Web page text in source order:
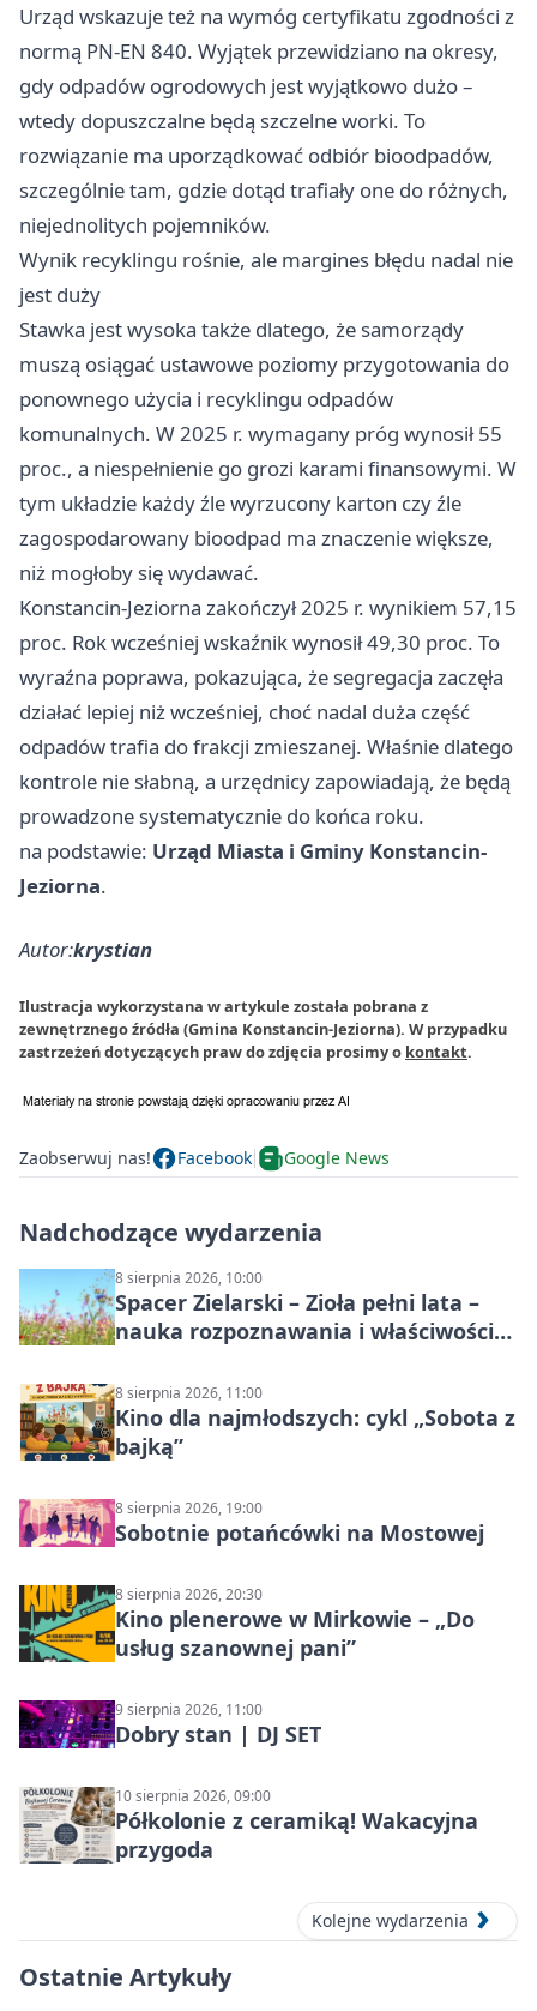
Urząd wskazuje też na wymóg certyfikatu zgodności z
normą PN-EN 840. Wyjątek przewidziano na okresy,
gdy odpadów ogrodowych jest wyjątkowo dużo –
wtedy dopuszczalne będą szczelne worki. To
rozwiązanie ma uporządkować odbiór bioodpadów,
szczególnie tam, gdzie dotąd trafiały one do różnych,
niejednolitych pojemników.
Wynik recyklingu rośnie, ale margines błędu nadal nie
jest duży
Stawka jest wysoka także dlatego, że samorządy
muszą osiągać ustawowe poziomy przygotowania do
ponownego użycia i recyklingu odpadów
komunalnych. W 2025 r. wymagany próg wynosił 55
proc., a niespełnienie go grozi karami finansowymi. W
tym układzie każdy źle wyrzucony karton czy źle
zagospodarowany bioodpad ma znaczenie większe,
niż mogłoby się wydawać.
Konstancin-Jeziorna zakończył 2025 r. wynikiem 57,15
proc. Rok wcześniej wskaźnik wynosił 49,30 proc. To
wyraźna poprawa, pokazująca, że segregacja zaczęła
działać lepiej niż wcześniej, choć nadal duża część
odpadów trafia do frakcji zmieszanej. Właśnie dlatego
kontrole nie słabną, a urzędnicy zapowiadają, że będą
prowadzone systematycznie do końca roku.
na podstawie: Urząd Miasta i Gminy Konstancin-
Jeziorna.
Autor:krystian
Ilustracja wykorzystana w artykule została pobrana z
zewnętrznego źródła (Gmina Konstancin-Jeziorna). W przypadku
zastrzeżeń dotyczących praw do zdjęcia prosimy o kontakt.
Zaobserwuj nas! Facebook Google News
Nadchodzące wydarzenia
8 sierpnia 2026, 10:00
Spacer Zielarski – Zioła pełni lata –
nauka rozpoznawania i właściwości
8 sierpnia 2026, 11:00
Kino dla najmłodszych: cykl „Sobota z
bajką”
8 sierpnia 2026, 19:00
Sobotnie potańcówki na Mostowej
8 sierpnia 2026, 20:30
Kino plenerowe w Mirkowie – „Do
usług szanownej pani”
9 sierpnia 2026, 11:00
Dobry stan | DJ SET
10 sierpnia 2026, 09:00
Półkolonie z ceramiką! Wakacyjna
przygoda
Kolejne wydarzenia
Ostatnie Artykuły